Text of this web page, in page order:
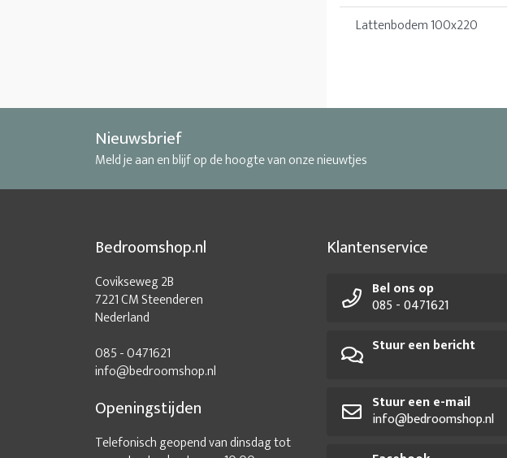
Lattenbodem 100x220
Nieuwsbrief
Meld je aan en blijf op de hoogte van onze nieuwtjes
Bedroomshop.nl
Covikseweg 2B
7221 CM Steenderen
Nederland
085 - 0471621
info@bedroomshop.nl
Openingstijden
Telefonisch geopend van dinsdag tot
Klantenservice
Bel ons op
085 - 0471621
Stuur een bericht
Stuur een e-mail
info@bedroomshop.nl